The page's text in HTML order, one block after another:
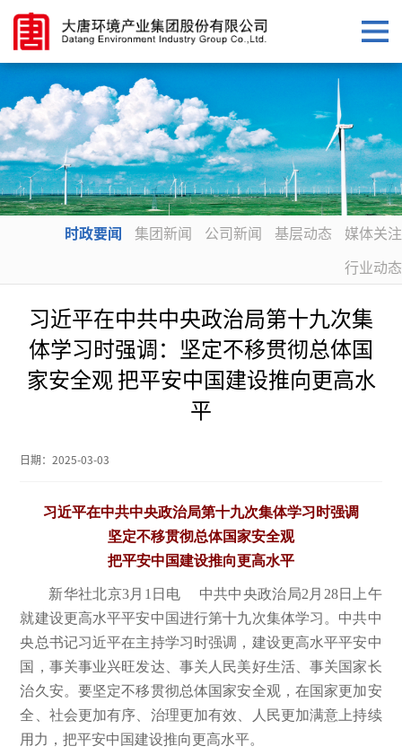
时政要闻 集团新闻 公司新闻 基层动态
媒体关注
行业动态
习近平在中共中央政治局第十九次集
体学习时强调：坚定不移贯彻总体国
家安全观 把平安中国建设推向更高水
平
日期：2025-03-03
习近平在中共中央政治局第十九次集体学习时强调
坚定不移贯彻总体国家安全观
把平安中国建设推向更高水平
新华社北京3月1日电 中共中央政治局2月28日上午
就建设更高水平平安中国进行第十九次集体学习。中共中
央总书记习近平在主持学习时强调，建设更高水平平安中
国，事关事业兴旺发达、事关人民美好生活、事关国家长
治久安。要坚定不移贯彻总体国家安全观，在国家更加安
全、社会更加有序、治理更加有效、人民更加满意上持续
用力，把平安中国建设推向更高水平。